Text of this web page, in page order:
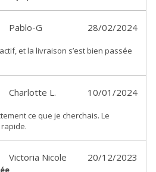
28/02/2024
Pablo-G
et la livraison s’est bien passée
10/01/2024
Charlotte L.
ce que je cherchais. Le
20/12/2023
Victoria Nicole